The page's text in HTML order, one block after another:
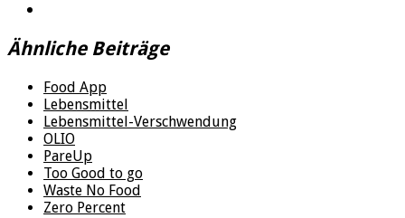
Ähnliche Beiträge
Food App
Lebensmittel
Lebensmittel-Verschwendung
OLIO
PareUp
Too Good to go
Waste No Food
Zero Percent